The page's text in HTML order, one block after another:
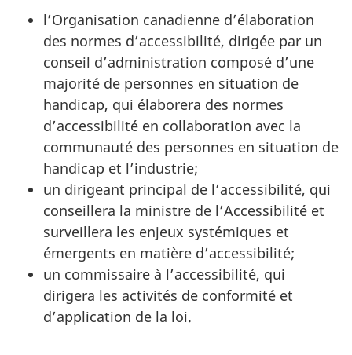
l’Organisation canadienne d’élaboration
des normes d’accessibilité, dirigée par un
conseil d’administration composé d’une
majorité de personnes en situation de
handicap, qui élaborera des normes
d’accessibilité en collaboration avec la
communauté des personnes en situation de
handicap et l’industrie;
un dirigeant principal de l’accessibilité, qui
conseillera la ministre de l’Accessibilité et
surveillera les enjeux systémiques et
émergents en matière d’accessibilité;
un commissaire à l’accessibilité, qui
dirigera les activités de conformité et
d’application de la loi.